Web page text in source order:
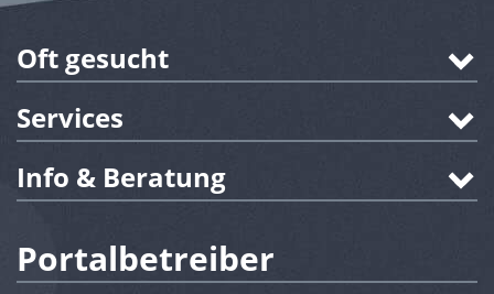
Oft gesucht
Services
Info & Beratung
Portalbetreiber